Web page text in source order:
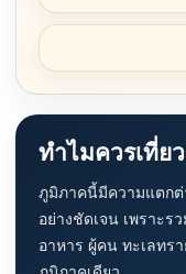
ทำไมควรเที่ย
ภูมิภาคนี้มีความแตกต่
อย่างชัดเจน เพราะร
อาหาร ผู้คน ทะเลทร